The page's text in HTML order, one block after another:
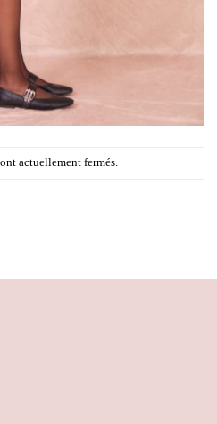
actuellement fermés.